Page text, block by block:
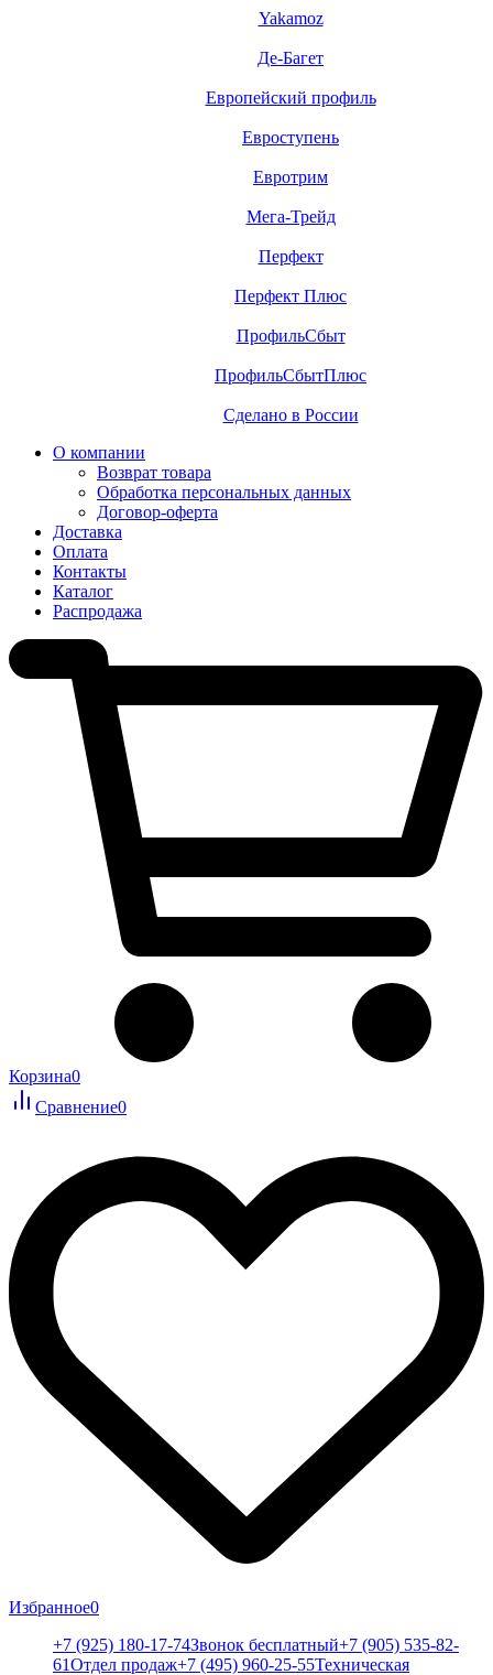
Yakamoz
Де-Багет
Европейский профиль
Евроступень
Евротрим
Мега-Трейд
Перфект
Перфект Плюс
ПрофильСбыт
ПрофильСбытПлюс
Сделано в России
О компании
Возврат товара
Обработка персональных данных
Договор-оферта
Доставка
Оплата
Контакты
Каталог
Распродажа
Корзина0
Сравнение0
Избранное0
+7 (925) 180-17-74Звонок бесплатный+7 (905) 535-82-
61Отдел продаж+7 (495) 960-25-55Техническая